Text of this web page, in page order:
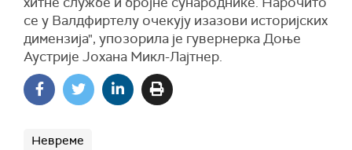
се у Валдфиртелу очекују изазови историјских
димензија", упозорила је гувернерка Доње
Аустрије Јохана Микл-Лајтнер.
Невреме